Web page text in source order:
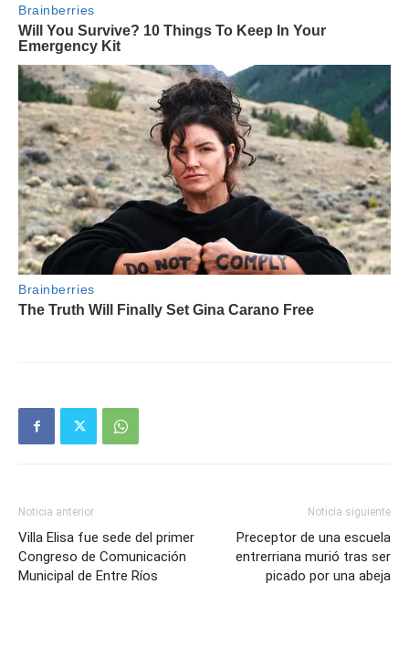
Noticia anterior
Villa Elisa fue sede del primer
Congreso de Comunicación
Municipal de Entre Ríos
Noticia siguiente
Preceptor de una escuela
entrerriana murió tras ser
picado por una abeja